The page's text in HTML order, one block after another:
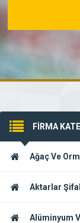
FİRMA
Ağaç Ve
Aktarlar
Alüminyum